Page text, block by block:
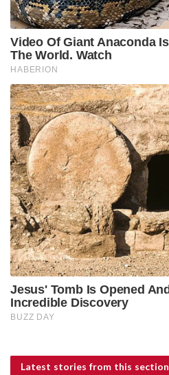
Latest stories from this section